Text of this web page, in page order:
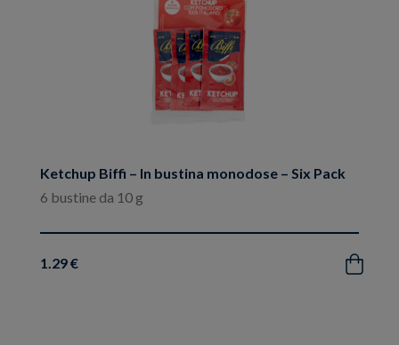
Ketchup Biffi – In bustina monodose – Six Pack
6 bustine da 10 g
1.29 € Acquista